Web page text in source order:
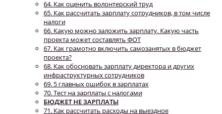
64. Как оценить волонтерский труд
65. Как рассчитать зарплату сотрудников, в том числе
налоги
66. Какую можно заложить зарплату. Какую часть
проекта может составлять ФОТ
67. Как грамотно включить самозанятых в бюджет
проекта?
68. Как обосновать зарплату директора и других
инфраструктурных сотрудников
69. 5 главных ошибок в зарплатах
70. Тест на зарплаты с налогами
БЮДЖЕТ НЕ ЗАРПЛАТЫ
71. Как рассчитать расходы на выездное